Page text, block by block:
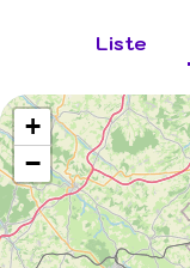
Liste
+
−